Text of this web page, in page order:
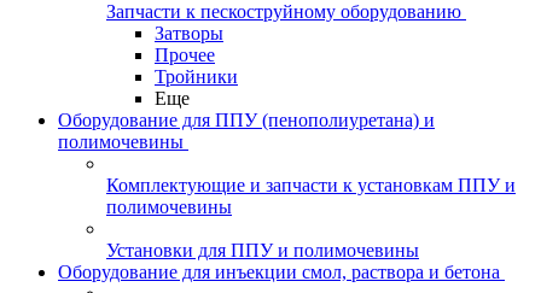
Запчасти к пескоструйному оборудованию
Затворы
Прочее
Тройники
Еще
Оборудование для ППУ (пенополиуретана) и
полимочевины
Комплектующие и запчасти к установкам ППУ и
полимочевины
Установки для ППУ и полимочевины
Оборудование для инъекции смол, раствора и бетона